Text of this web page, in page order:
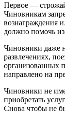
Первое —
Чиновникам
вознаграждения
должно помочь
Чиновники даже
развлечениях,
организованных
направлено на
Чиновники не
приобретать
Снова чтобы не